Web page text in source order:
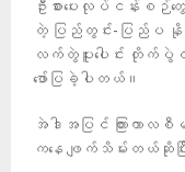
ဦးစားပေးလုပ်ငန်း
တဲ့ ပြည်တွင်း-ပြည်ပ နို
လက်တွဲပူးပေါင်း တိုက်ပွဲ
ဖော်ပြခဲ့ပါတယ်။
အဲဒါအပြင် ကြားကာလ
ကနေ ဖျက်သိမ်းတယ်ဆို